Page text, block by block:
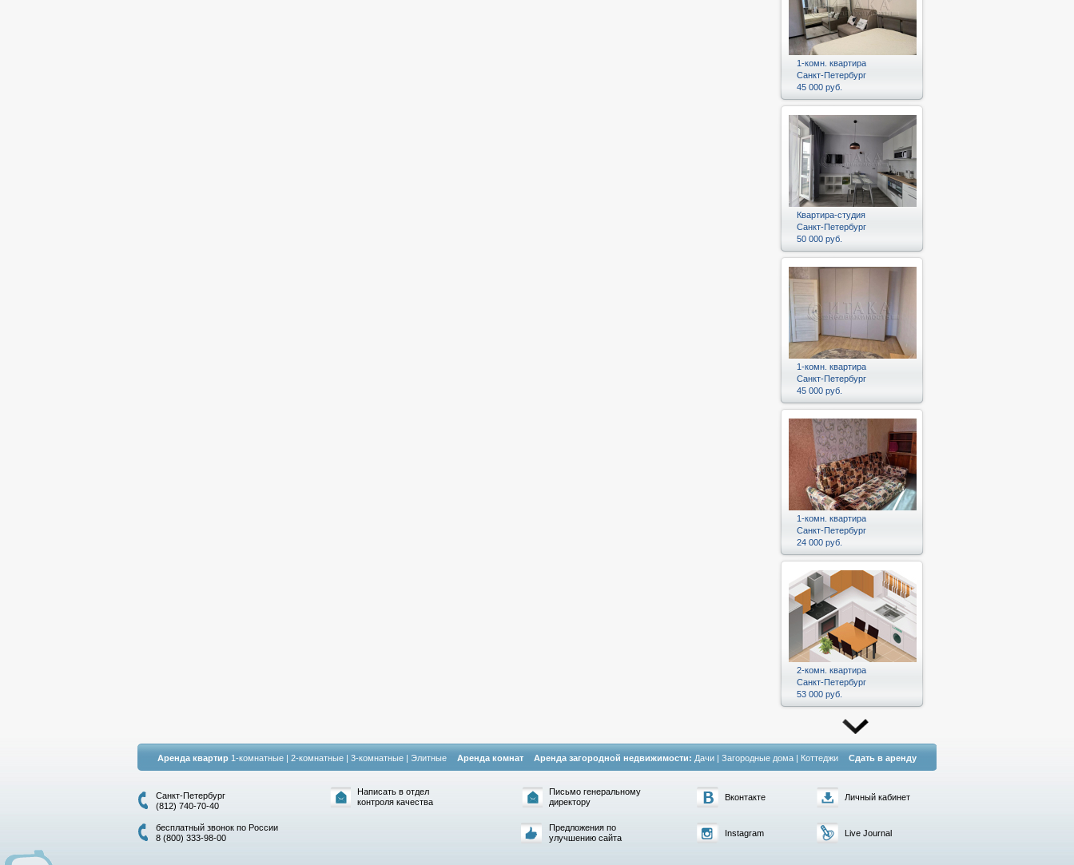
1-комн. квартира
Санкт-Петербург
45 000 руб.
Квартира-студия
Санкт-Петербург
50 000 руб.
1-комн. квартира
Санкт-Петербург
45 000 руб.
1-комн. квартира
Санкт-Петербург
24 000 руб.
2-комн. квартира
Санкт-Петербург
53 000 руб.
Аренда квартир 1-комнатные | 2-комнатные | 3-комнатные | Элитные Аренда комнат Аренда загородной недвижимости: Дачи | Загородные дома | Коттеджи Сдать в аренду
Санкт-Петербург
(812) 740-70-40
бесплатный звонок по России
8 (800) 333-98-00
Написать в отдел
контроля качества
Письмо генеральному
директору
Предложения по
улучшению сайта
Вконтакте
Instagram
Личный кабинет
Live Journal